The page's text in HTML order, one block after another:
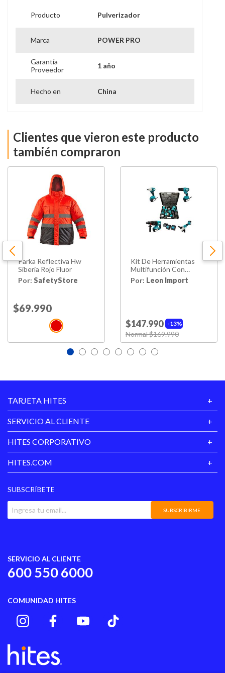
Producto Pulverizador
Marca POWER PRO
Garantía
Proveedor
1 año
Hecho en China
Clientes que vieron este producto
también compraron
Parka Reflectiva Hw
Siberia Rojo Fluor
Por: SafetyStore
Price reduced from
$69.990
Kit De Herramientas
Multifunción Con
Batería 4 En 1 Sin Esco
Por: Leon Import
13%
$147.990
Price reduced from
Normal $169.990
TARJETA HITES
SERVICIO AL CLIENTE
HITES CORPORATIVO
HITES.COM
SUBSCRÍBETE
SUBSCRIBIRME
SERVICIO AL CLIENTE
600 550 6000
COMUNIDAD HITES